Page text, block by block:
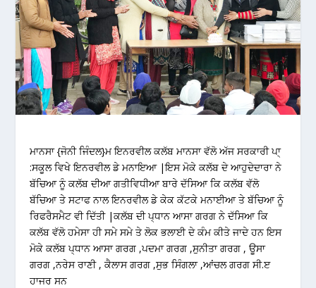
ਮਾਨਸਾ {ਜੋਨੀ ਜਿੰਦਲ}ਮ ਇਨਰਵੀਲ ਕਲੱਬ ਮਾਨਸਾ ਵੱਲੋ ਅੱਜ ਸਰਕਾਰੀ ਪਾ੍
:ਸਕੂਲ ਵਿਖੇ ਇਨਰਵੀਲ ਡੇ ਮਨਾਇਆ |ਇਸ ਮੋਕੇ ਕਲੱਬ ਦੇ ਆਹੁਦੇਦਾਰਾ ਨੇ
ਬੱਚਿਆ ਨੂੰ ਕਲੱਬ ਦੀਆ ਗਤੀਵਿਧੀਆ ਬਾਰੇ ਦੱਸਿਆ ਕਿ ਕਲੱਬ ਵੱਲੋ
ਬੱਚਿਆ ਤੇ ਸਟਾਫ ਨਾਲ ਇਨਰਵੀਲ ਡੇ ਕੇਕ ਕੱਟਕੇ ਮਨਾਈਆ ਤੇ ਬੱਚਿਆ ਨੂੰ
ਰਿਫਰੈਸਮੈਟ ਵੀ ਦਿੱਤੀ |ਕਲੱਬ ਦੀ ਪ੍ਧਾਨ ਆਸਾ ਗਰਗ ਨੇ ਦੱਸਿਆ ਕਿ
ਕਲੱਬ ਵੱਲੋ ਹਮੇਸਾ ਹੀ ਸਮੇ ਸਮੇ ਤੇ ਲੋਕ ਭਲਾਈ ਦੇ ਕੰਮ ਕੀਤੇ ਜਾਦੇ ਹਨ ਇਸ
ਮੋਕੇ ਕਲੱਬ ਪ੍ਧਾਨ ਆਸਾ ਗਰਗ ,ਪਦਮਾ ਗਰਗ ,ਸੁਨੀਤਾ ਗਰਗ , ਊਸਾ
ਗਰਗ ,ਨਰੇਸ ਰਾਣੀ , ਕੈਲਾਸ ਗਰਗ ,ਸੁਭ ਸਿੰਗਲਾ ,ਆਂਚਲ ਗਰਗ ਸੀ.ੲ
ਹਾਜਰ ਸਨ